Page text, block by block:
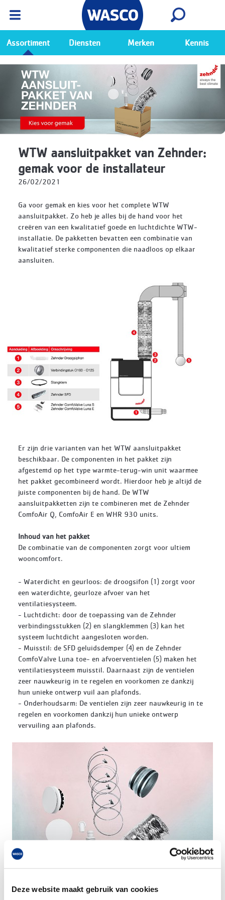
Deze website maakt gebruik van cookies
Ga naar de Wasco app
Bekijk
Assortiment Diensten Merken Kennis
WTW aansluitpakket van Zehnder:
gemak voor de installateur
26/02/2021
Ga voor gemak en kies voor het complete WTW
aansluitpakket. Zo heb je alles bij de hand voor het
creëren van een kwalitatief goede en luchtdichte WTW-
installatie. De pakketten bevatten een combinatie van
kwalitatief sterke componenten die naadloos op elkaar
aansluiten.
Er zijn drie varianten van het WTW aansluitpakket
beschikbaar. De componenten in het pakket zijn
afgestemd op het type warmte-terug-win unit waarmee
het pakket gecombineerd wordt. Hierdoor heb je altijd de
juiste componenten bij de hand. De WTW
aansluitpakketten zijn te combineren met de Zehnder
ComfoAir Q, ComfoAir E en WHR 930 units.
Inhoud van het pakket
De combinatie van de componenten zorgt voor ultiem
wooncomfort.
- Waterdicht en geurloos: de droogsifon (1) zorgt voor
een waterdichte, geurloze afvoer van het
ventilatiesysteem.
- Luchtdicht: door de toepassing van de Zehnder
verbindingsstukken (2) en slangklemmen (3) kan het
systeem luchtdicht aangesloten worden.
- Muisstil: de SFD geluidsdemper (4) en de Zehnder
ComfoValve Luna toe- en afvoerventielen (5) maken het
ventilatiesysteem muisstil. Daarnaast zijn de ventielen
zeer nauwkeurig in te regelen en voorkomen ze dankzij
hun unieke ontwerp vuil aan plafonds.
- Onderhoudsarm: De ventielen zijn zeer nauwkeurig in te
regelen en voorkomen dankzij hun unieke ontwerp
vervuiling aan plafonds.